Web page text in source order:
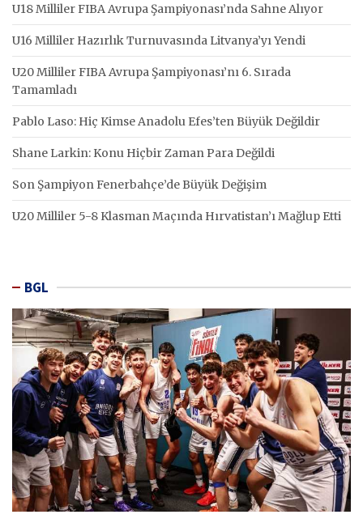
U18 Milliler FIBA Avrupa Şampiyonası’nda Sahne Alıyor
U16 Milliler Hazırlık Turnuvasında Litvanya’yı Yendi
U20 Milliler FIBA Avrupa Şampiyonası’nı 6. Sırada
Tamamladı
Pablo Laso: Hiç Kimse Anadolu Efes’ten Büyük Değildir
Shane Larkin: Konu Hiçbir Zaman Para Değildi
Son Şampiyon Fenerbahçe’de Büyük Değişim
U20 Milliler 5-8 Klasman Maçında Hırvatistan’ı Mağlup Etti
BGL